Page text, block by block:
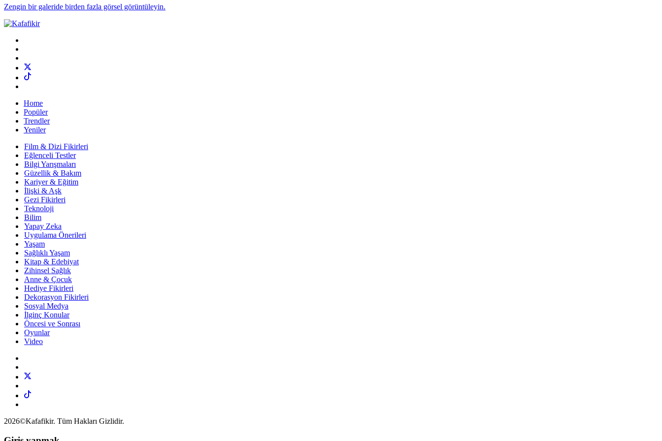
Zengin bir galeride birden fazla görsel görüntüleyin.
Home
Popüler
Trendler
Yeniler
Film & Dizi Fikirleri
Eğlenceli Testler
Bilgi Yarışmaları
Güzellik & Bakım
Kariyer & Eğitim
İlişki & Aşk
Gezi Fikirleri
Teknoloji
Bilim
Yapay Zeka
Uygulama Önerileri
Yaşam
Sağlıklı Yaşam
Kitap & Edebiyat
Zihinsel Sağlık
Anne & Çocuk
Hediye Fikirleri
Dekorasyon Fikirleri
Sosyal Medya
İlginç Konular
Öncesi ve Sonrası
Oyunlar
Video
2026©Kafafikir. Tüm Hakları Gizlidir.